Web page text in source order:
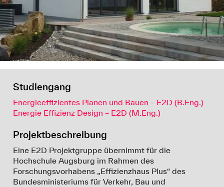
Studiengang
Energieeffizientes Planen und Bauen – E2D (B.Eng.)
Energie Effizienz Design – E2D (M.Eng.)
Projektbeschreibung
Eine E2D Projektgruppe übernimmt für die
Hochschule Augsburg im Rahmen des
Forschungsvorhabens „Effizienzhaus Plus“ des
Bundesministeriums für Verkehr, Bau und